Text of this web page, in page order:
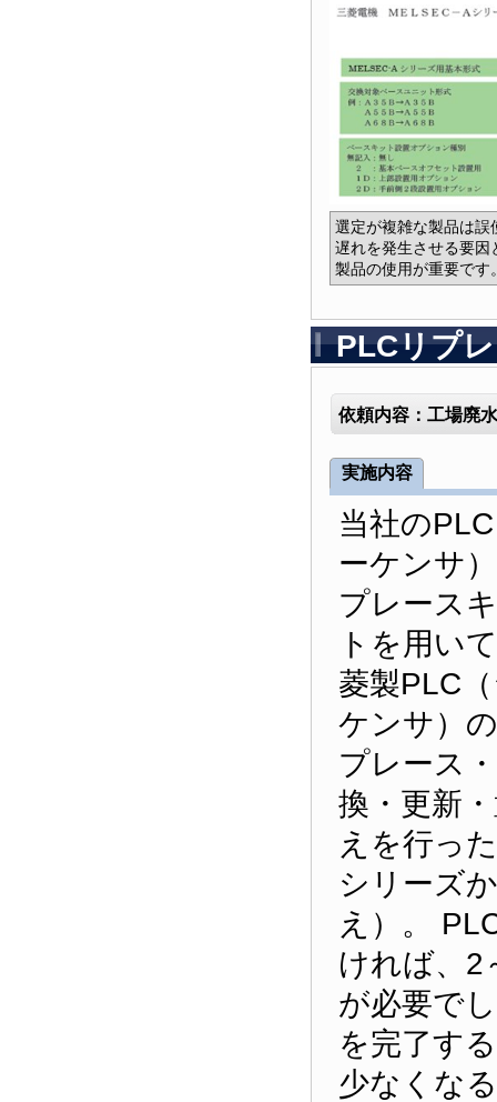
選定が複雑な製品は誤
遅れを発生させる要因
製品の使用が重要です
PLCリプ
依頼内容：工場廃
実施内容
当社の
ーケンサ
プレース
トを用い
菱製PLC
ケンサ）
プレース
換・更新
えを行っ
シリーズ
え）。
ければ、2
が必要で
を完了す
少なくな